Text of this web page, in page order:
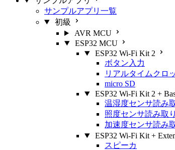
サンプルアプリ一覧
初級
AVR MCU
ESP32 MCU
ESP32 Wi-Fi Kit 2
ボタン入力
リアルタイムクロ
micro SD
ESP32 Wi-Fi Kit 2 +
温湿度センサ読み
照度センサ読み取り
加速度センサ読み
ESP32 Wi-Fi Kit +
スピーカ